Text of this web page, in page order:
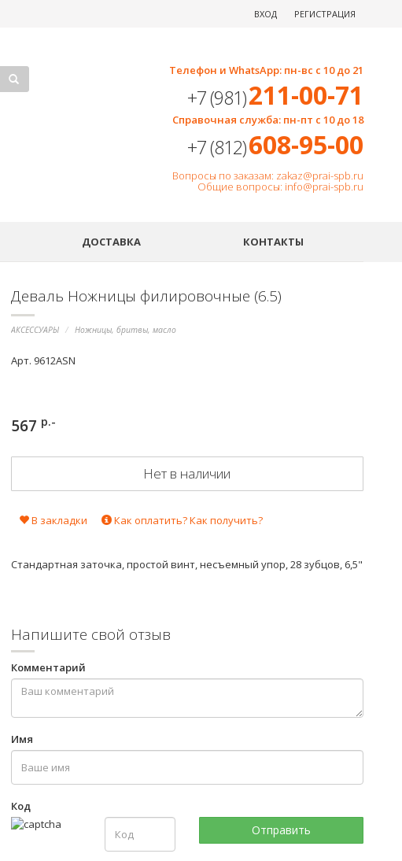
ВХОД РЕГИСТРАЦИЯ
Телефон и WhatsApp: пн-вс с 10 до 21
+7 (981)211-00-71
Справочная служба: пн-пт с 10 до 18
+7 (812)608-95-00
Вопросы по заказам: zakaz@prai-spb.ru
Общие вопросы: info@prai-spb.ru
ДОСТАВКА КОНТАКТЫ
Деваль Ножницы филировочные (6.5)
АКСЕССУАРЫ Ножницы, бритвы, масло
Арт. 9612ASN
567 р.-
Нет в наличии
В закладки Как оплатить? Как получить?
Стандартная заточка, простой винт, несъемный упор, 28 зубцов, 6,5"
Напишите свой отзыв
Комментарий
Имя
Код